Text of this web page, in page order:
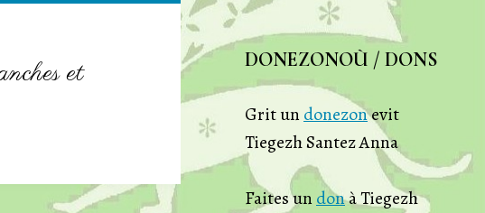
et
DONEZONOÙ / DONS
Grit undonezonevit
Tiegezh Santez Anna
Faites undonà Tiegezh